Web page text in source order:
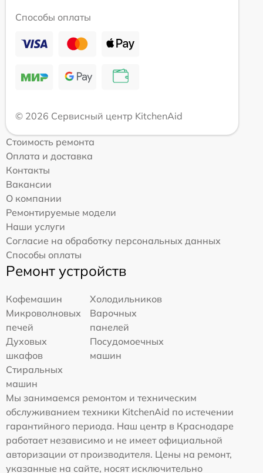
Способы оплаты
© 2026 Сервисный центр KitchenAid
Стоимость ремонта
Оплата и доставка
Контакты
Вакансии
О компании
Ремонтируемые модели
Наши услуги
Согласие на обработку персональных данных
Способы оплаты
Ремонт устройств
Кофемашин
Холодильников
Микроволновых
печей
Варочных
панелей
Духовых
шкафов
Посудомоечных
машин
Стиральных
машин
Мы занимаемся ремонтом и техническим
обслуживанием техники KitchenAid по истечении
гарантийного периода. Наш центр в Краснодаре
работает независимо и не имеет официальной
авторизации от производителя. Цены на ремонт,
указанные на сайте, носят исключительно